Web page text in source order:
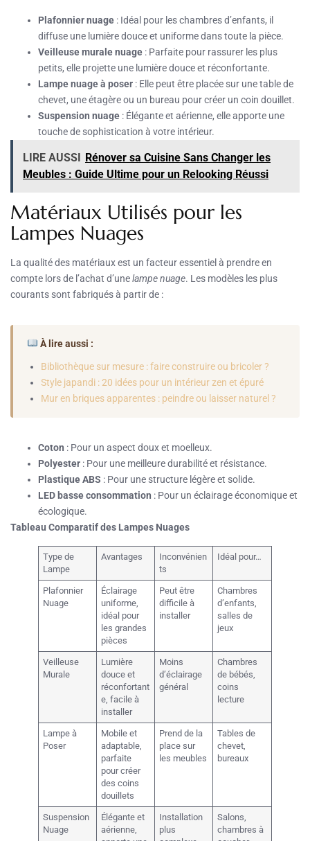
Plafonnier nuage : Idéal pour les chambres d’enfants, il
diffuse une lumière douce et uniforme dans toute la pièce.
Veilleuse murale nuage : Parfaite pour rassurer les plus
petits, elle projette une lumière douce et réconfortante.
Lampe nuage à poser : Elle peut être placée sur une table de
chevet, une étagère ou un bureau pour créer un coin douillet.
Suspension nuage : Élégante et aérienne, elle apporte une
touche de sophistication à votre intérieur.
LIRE AUSSI Rénover sa Cuisine Sans Changer les
Meubles : Guide Ultime pour un Relooking Réussi
Matériaux Utilisés pour les
Lampes Nuages
La qualité des matériaux est un facteur essentiel à prendre en
compte lors de l’achat d’unelampe nuage. Les modèles les plus
courants sont fabriqués à partir de :
À lire aussi :
Bibliothèque sur mesure : faire construire ou bricoler ?
Style japandi : 20 idées pour un intérieur zen et épuré
Mur en briques apparentes : peindre ou laisser naturel ?
Coton : Pour un aspect doux et moelleux.
Polyester : Pour une meilleure durabilité et résistance.
Plastique ABS : Pour une structure légère et solide.
LED basse consommation : Pour un éclairage économique et
écologique.
Tableau Comparatif des Lampes Nuages
Type de
Lampe
Avantages
Inconvénien
ts
Idéal pour…
Plafonnier
Nuage
Éclairage
uniforme,
idéal pour
les grandes
pièces
Peut être
difficile à
installer
Chambres
d’enfants,
salles de
jeux
Veilleuse
Murale
Lumière
douce et
réconfortant
e, facile à
installer
Moins
d’éclairage
général
Chambres
de bébés,
coins
lecture
Lampe à
Poser
Mobile et
adaptable,
parfaite
pour créer
des coins
douillets
Prend de la
place sur
les meubles
Tables de
chevet,
bureaux
Suspension
Nuage
Élégante et
aérienne,
Installation
plus
Salons,
chambres à